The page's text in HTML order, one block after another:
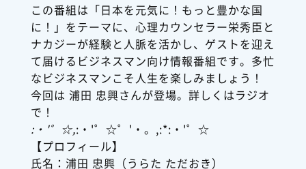
この番組は「日本を元気に！もっと豊かな国
に！」をテーマに、心理カウンセラー栄秀臣と
ナカジーが経験と人脈を活かし、ゲストを迎え
て届けるビジネスマン向け情報番組です。多忙
なビジネスマンこそ人生を楽しみましょう！
今回は 浦田 忠興さんが登場。詳しくはラジオ
で！
:・'゜☆,:・'゜☆゜'・。,:*:・'゜☆
【プロフィール】
氏名：浦田 忠興（うらた ただおき）